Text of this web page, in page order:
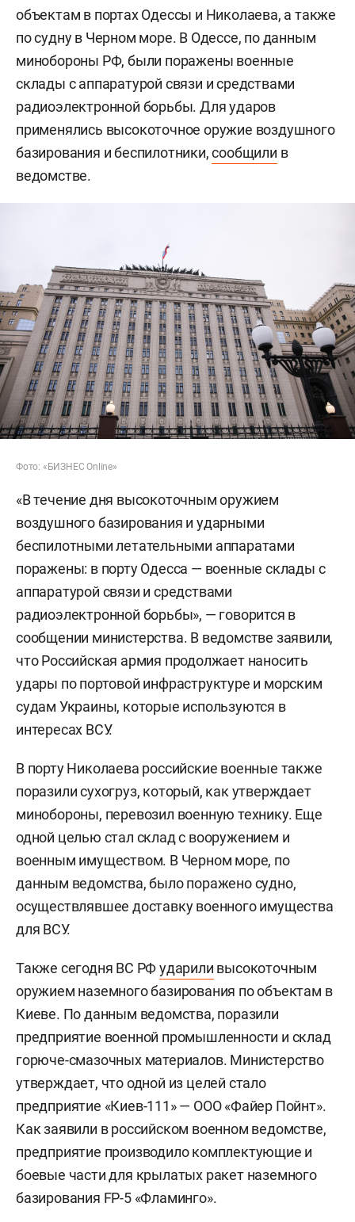
объектам в портах Одессы и Николаева, а также
по судну в Черном море. В Одессе, по данным
минобороны РФ, были поражены военные
склады с аппаратурой связи и средствами
радиоэлектронной борьбы. Для ударов
применялись высокоточное оружие воздушного
базирования и беспилотники,сообщили в
ведомстве.
Фото: «БИЗНЕС Online»
«В течение дня высокоточным оружием
воздушного базирования и ударными
беспилотными летательными аппаратами
поражены: в порту Одесса — военные склады с
аппаратурой связи и средствами
радиоэлектронной борьбы», — говорится в
сообщении министерства. В ведомстве заявили,
что Российская армия продолжает наносить
удары по портовой инфраструктуре и морским
судам Украины, которые используются в
интересах ВСУ.
В порту Николаева российские военные также
поразили сухогруз, который, как утверждает
минобороны, перевозил военную технику. Еще
одной целью стал склад с вооружением и
военным имуществом. В Черном море, по
данным ведомства, было поражено судно,
осуществлявшее доставку военного имущества
для ВСУ.
Также сегодня ВС РФударили высокоточным
оружием наземного базирования по объектам в
Киеве. По данным ведомства, поразили
предприятие военной промышленности и склад
горюче-смазочных материалов. Министерство
утверждает, что одной из целей стало
предприятие «Киев-111» — ООО «Файер Пойнт».
Как заявили в российском военном ведомстве,
предприятие производило комплектующие и
боевые части для крылатых ракет наземного
базирования FP-5 «Фламинго».